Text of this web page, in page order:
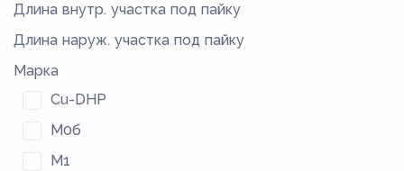
Длина внутр. участка под пайку
Длина наруж. участка под пайку
Марка
Cu-DHP
М0б
М1